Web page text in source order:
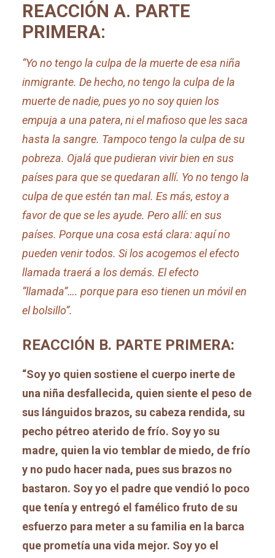
REACCIÓN A. PARTE
PRIMERA:
“Yo no tengo la culpa de la muerte de esa niña
inmigrante. De hecho, no tengo la culpa de la
muerte de nadie, pues yo no soy quien los
empuja a una patera, ni el mafioso que les saca
hasta la sangre. Tampoco tengo la culpa de su
pobreza. Ojalá que pudieran vivir bien en sus
países para que se quedaran allí. Yo no tengo la
culpa de que estén tan mal. Es más, estoy a
favor de que se les ayude. Pero allí: en sus
países. Porque una cosa está clara: aquí no
pueden venir todos. Si los acogemos el efecto
llamada traerá a los demás. El efecto
“llamada”…. porque para eso tienen un móvil en
el bolsillo”.
REACCIÓN B. PARTE PRIMERA:
“Soy yo quien sostiene el cuerpo inerte de
una niña desfallecida, quien siente el peso de
sus lánguidos brazos, su cabeza rendida, su
pecho pétreo aterido de frío. Soy yo su
madre, quien la vio temblar de miedo, de frío
y no pudo hacer nada, pues sus brazos no
bastaron. Soy yo el padre que vendió lo poco
que tenía y entregó el famélico fruto de su
esfuerzo para meter a su familia en la barca
que prometía una vida mejor. Soy yo el